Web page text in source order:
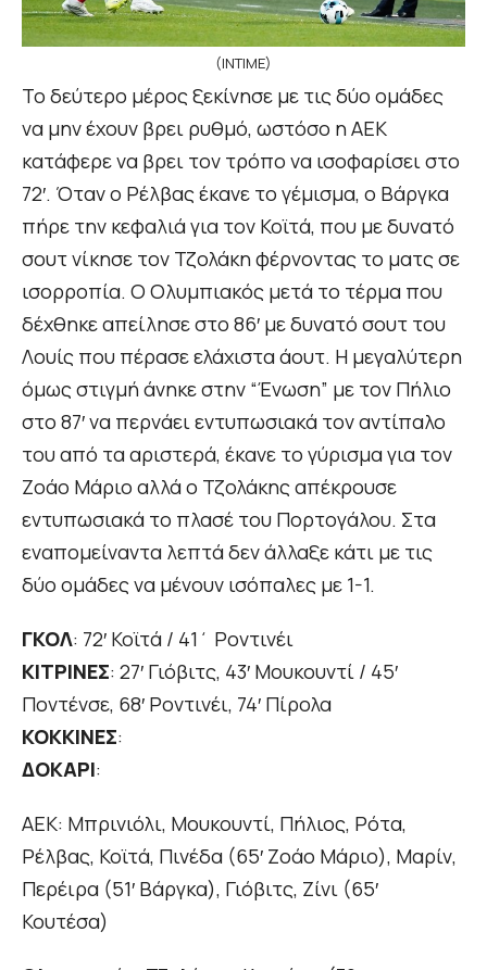
(INTIME)
Το δεύτερο μέρος ξεκίνησε με τις δύο ομάδες
να μην έχουν βρει ρυθμό, ωστόσο η ΑΕΚ
κατάφερε να βρει τον τρόπο να ισοφαρίσει στο
72′. Όταν ο Ρέλβας έκανε το γέμισμα, ο Βάργκα
πήρε την κεφαλιά για τον Κοϊτά, που με δυνατό
σουτ νίκησε τον Τζολάκη φέρνοντας το ματς σε
ισορροπία. Ο Ολυμπιακός μετά το τέρμα που
δέχθηκε απείλησε στο 86′ με δυνατό σουτ του
Λουίς που πέρασε ελάχιστα άουτ. Η μεγαλύτερη
όμως στιγμή άνηκε στην “Ένωση” με τον Πήλιο
στο 87′ να περνάει εντυπωσιακά τον αντίπαλο
του από τα αριστερά, έκανε το γύρισμα για τον
Ζοάο Μάριο αλλά ο Τζολάκης απέκρουσε
εντυπωσιακά το πλασέ του Πορτογάλου. Στα
εναπομείναντα λεπτά δεν άλλαξε κάτι με τις
δύο ομάδες να μένουν ισόπαλες με 1-1.
ΓΚΟΛ: 72′ Κοϊτά / 41΄ Ροντινέι
ΚΙΤΡΙΝΕΣ: 27′ Γιόβιτς, 43′ Μουκουντί / 45′
Ποντένσε, 68′ Ροντινέι, 74′ Πίρολα
ΚΟΚΚΙΝΕΣ:
ΔΟΚΑΡΙ:
ΑΕΚ: Μπρινιόλι, Μουκουντί, Πήλιος, Ρότα,
Ρέλβας, Κοϊτά, Πινέδα (65′ Ζοάο Μάριο), Μαρίν,
Περέιρα (51′ Βάργκα), Γιόβιτς, Ζίνι (65′
Κουτέσα)